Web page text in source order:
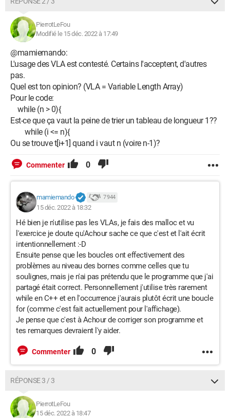
PierrotLeFou
Modifié le 15 déc. 2022 à 17:49
@mamiemando:
L'usage des VLA est contesté. Certains l'acceptent, d'autres
pas.
Quel est ton opinion? (VLA = Variable Length Array)
Pour le code:
while (n > 0){
Est-ce que ça vaut la peine de trier un tableau de longueur 1??
while (i <= n){
Ou se trouve t[i+1] quand i vaut n (voire n-1)?
Commenter 0
mamiemando 7 944
15 déc. 2022 à 18:32
Hé bien je n'utilise pas les VLAs, je fais des malloc et vu
l'exercice je doute qu'Achour sache ce que c'est et l'ait écrit
intentionnellement :-D
Ensuite pense que les boucles ont effectivement des
problèmes au niveau des bornes comme celles que tu
soulignes, mais je n'ai pas prétendu que le programme que j'ai
partagé était correct. Personnellement j'utilise très rarement
while en C++ et en l'occurrence j'aurais plutôt écrit une boucle
for (comme c'est fait actuellement pour l'affichage).
Je pense que c'est à Achour de corriger son programme et
tes remarques devraient l'y aider.
Commenter 0
RÉPONSE 3 / 3
PierrotLeFou
15 déc. 2022 à 18:47